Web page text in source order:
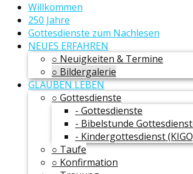
Willkommen
250 Jahre
Gottesdienste zum Nachlesen
NEUES ERFAHREN
○ Neuigkeiten & Termine
○ Bildergalerie
GLAUBEN LEBEN
○ Gottesdienste
- Gottesdienste
- Bibelstunde
- Kindergottesdienst
○ Taufe
○ Konfirmation